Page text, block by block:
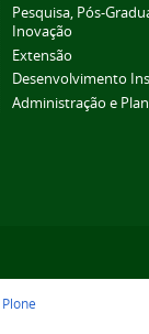
Pesquisa, Pós-
Inovação
Extensão
Desenvolvimento
Administração e
Plone